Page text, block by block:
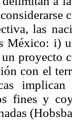
las
México: i)
proyecto
con el
fines y